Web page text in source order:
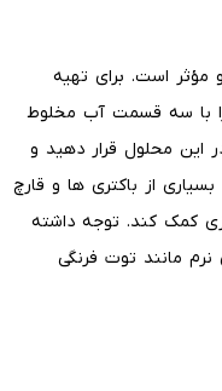
است. برای تهیه
با سه قسمت آب مخلوط
به مدت ۵ تا ۱۰ دقیقه در این محلول قرار دهید و
از باکتری ها و قارچ
کمک کند. توجه داشته
مانند توت فرنگی